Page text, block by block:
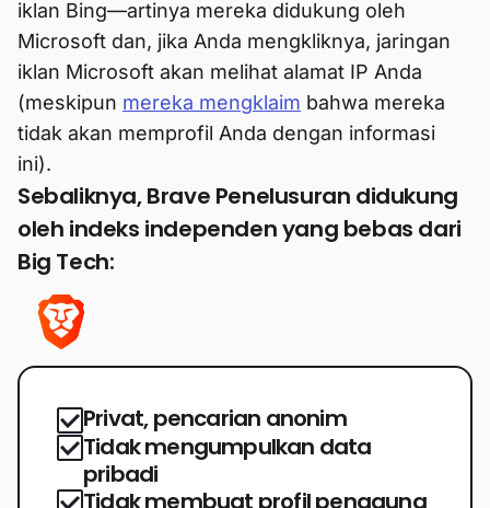
iklan Bing—artinya mereka didukung oleh
Microsoft dan, jika Anda mengkliknya, jaringan
iklan Microsoft akan melihat alamat IP Anda
(meskipun mereka mengklaim bahwa mereka
tidak akan memprofil Anda dengan informasi
ini).
Sebaliknya, Brave Penelusuran didukung
oleh indeks independen yang bebas dari
Big Tech:
Privat, pencarian anonim
Tidak mengumpulkan data
pribadi
Tidak membuat profil pengguna